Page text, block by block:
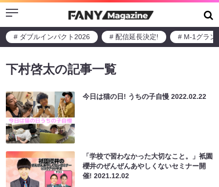
Menu
# ダブルインパクト2026 # 配信延長決定! # M-1グラン
下村啓太の記事一覧
今日は猫の日! うちの子自慢2022.02.22
「学校で習わなかった大切なこと。」衹園
櫻井のぜんぜんあやしくないセミナー開
催!2021.12.02